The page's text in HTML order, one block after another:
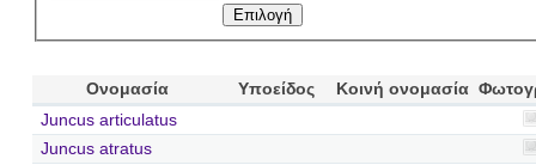
Ονομασία Υποείδος Κοινή ονομασία
Juncus articulatus
Juncus atratus